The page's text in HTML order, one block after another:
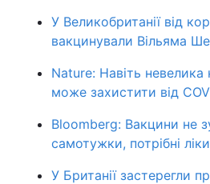
У Великобританії від
вакцинували Вільяма
Nature: Навіть невелика
може захистити від
Bloomberg: Вакцини не
самотужки, потрібні ліки
У Британії застерегли